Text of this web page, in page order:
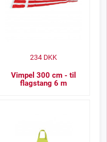
Vimpel 300 cm - til
flagstang 6 m
234DKK